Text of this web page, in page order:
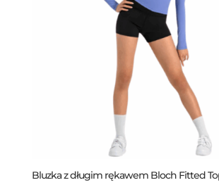
Bluzka z długim rękawem Bloch Fitted